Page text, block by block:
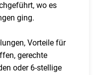
wo es
ging.
Vorteile für
gerechte
oder 6-stellige